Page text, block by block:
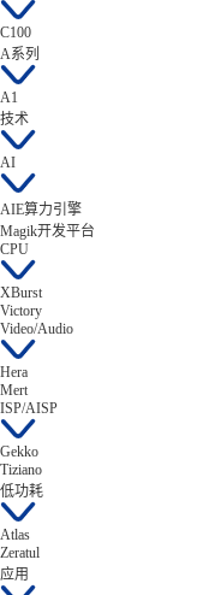
C100
A系列
A1
技术
AI
AIE算力引擎
Magik开发平台
CPU
XBurst
Victory
Video/Audio
Hera
Mert
ISP/AISP
Gekko
Tiziano
低功耗
Atlas
Zeratul
应用